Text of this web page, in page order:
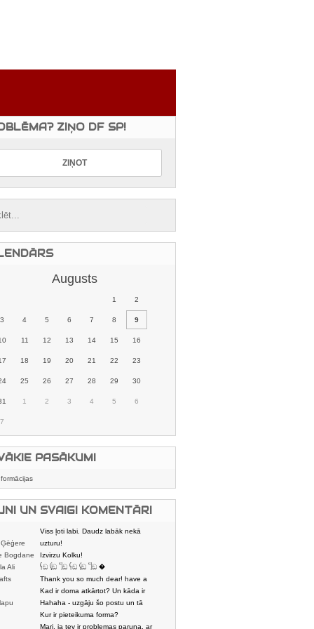
ZIŅO DF SP!
Augusts
1 2
3 4 5 6 7 8 9
11 12 13 14 15 16
18 19 20 21 22 23
25 26 27 28 29 30
1 2 3 4 5 6
7
PASĀKUMI
UN SVAIGI KOMENTĀRI
Viss ļoti labi. Daudz labāk nekā
karstmaizīšu
uzturu!
Bogdane
Izvirzu Kolku!
Ali
𓌜ඞ 𓌱ඞ 𓌏ඞ 𓌜ඞ 𓌱ඞ 𓌏ඞ �
Thank you so much dear! have a
nice day
Kad ir doma atkārtot? Un kāda ir
aptuvenā dalī
Hahaha - uzgāju šo postu un tā
sasmējos. Četr
Kur ir pieteikuma forma?
Mari, ja tev ir problemas paruna, ar